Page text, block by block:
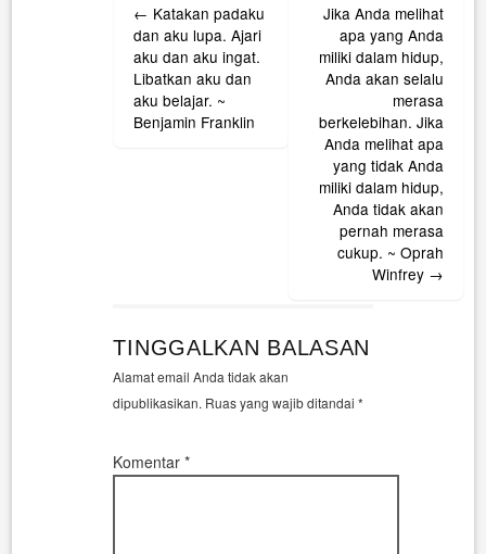
navigation
← Katakan padaku
dan aku lupa. Ajari
aku dan aku ingat.
Libatkan aku dan
aku belajar. ~
Benjamin Franklin
Jika Anda melihat
apa yang Anda
miliki dalam hidup,
Anda akan selalu
merasa
berkelebihan. Jika
Anda melihat apa
yang tidak Anda
miliki dalam hidup,
Anda tidak akan
pernah merasa
cukup. ~ Oprah
Winfrey →
TINGGALKAN BALASAN
Alamat email Anda tidak akan
dipublikasikan. Ruas yang wajib ditandai*
Komentar*